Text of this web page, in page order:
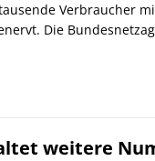
Verbraucher
Die
weitere